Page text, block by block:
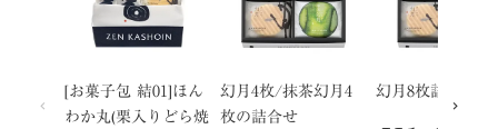
[お菓子包 結01]ほん
わか丸(栗入りどら焼
幻月4枚/抹茶幻月4
枚の詰合せ
幻月8枚詰合せ